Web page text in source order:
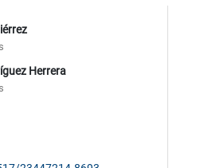
Herrera